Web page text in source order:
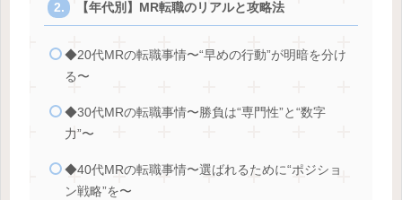
【年代別】MR転職のリアルと攻略法
◆20代MRの転職事情〜“早めの行動”が明暗を分け
る〜
◆30代MRの転職事情〜勝負は“専門性”と“数字
力”〜
◆40代MRの転職事情〜選ばれるために“ポジショ
ン戦略”を〜